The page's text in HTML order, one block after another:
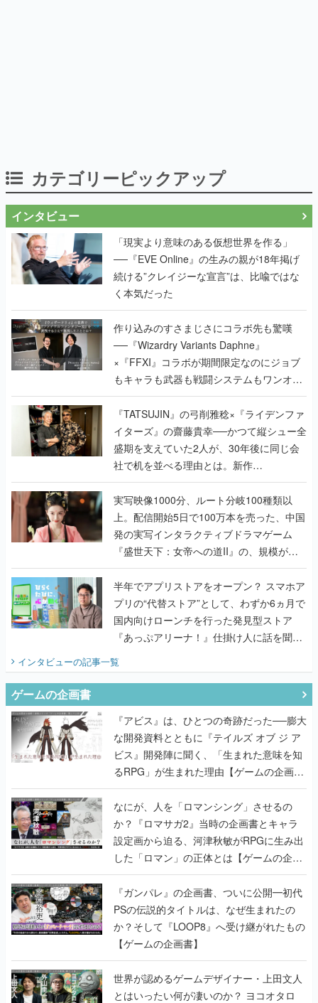
カテゴリーピックアップ
インタビュー
「現実より意味のある仮想世界を作る」
──『EVE Online』の生みの親が18年掲げ
続ける”クレイジーな宣言”は、比喩ではな
く本気だった
作り込みのすさまじさにコラボ先も驚嘆
──『Wizardry Variants Daphne』
×『FFXI』コラボが期間限定なのにジョブ
もキャラも武器も戦闘システムもワンオフ
で作り込まれた理由を両ディレクターに聞
く
『TATSUJIN』の弓削雅稔×『ライデンファ
イターズ』の齋藤貴幸──かつて縦シュー全
盛期を支えていた2人が、30年後に同じ会
社で机を並べる理由とは。新作
『TATSUJIN EXTREME』で初タッグを組
んだレジェンド2人に訊く開発秘話
実写映像1000分、ルート分岐100種類以
上。配信開始5日で100万本を売った、中国
発の実写インタラクティブドラマゲーム
『盛世天下：女帝への道II』の、規模が違
うこだわりをプロデューサーに聞いた
半年でアプリストアをオープン？ スマホア
プリの“代替ストア”として、わずか6ヵ月で
国内向けローンチを行った発見型ストア
『あっぷアリーナ！』仕掛け人に話を聞い
インタビューの記事一覧
ゲームの企画書
『アビス』は、ひとつの奇跡だった──膨大
な開発資料とともに『テイルズ オブ ジ ア
ビス』開発陣に聞く、「生まれた意味を知
るRPG」が生まれた理由【ゲームの企画
書】
なにが、人を「ロマンシング」させるの
か？『ロマサガ2』当時の企画書とキャラ
設定画から迫る、河津秋敏がRPGに生み出
した「ロマン」の正体とは【ゲームの企画
書】
『ガンパレ』の企画書、ついに公開━初代
PSの伝説的タイトルは、なぜ生まれたの
か？そして『LOOP8』へ受け継がれたもの
【ゲームの企画書】
世界が認めるゲームデザイナー・上田文人
とはいったい何が凄いのか？ ヨコオタロ